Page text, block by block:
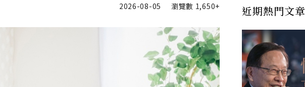
2026-08-05 瀏覽數 1,650+ 近期熱門文章